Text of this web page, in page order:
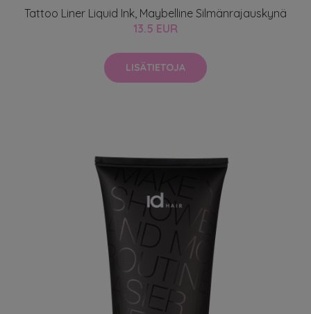
Tattoo Liner Liquid Ink, Maybelline Silmänrajauskynä
13.5 EUR
LISÄTIETOJA